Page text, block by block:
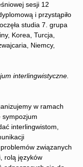
sesji 12
i przystąpiło
studia 7. grupa
Korea, Turcja,
Niemcy,
interlingwistyczne.
w ramach
sympozjum
interlingwistom,
związanych
rolą języków